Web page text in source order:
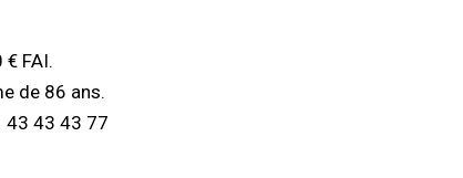
FAI.
de 86 ans.
43 43 43 77